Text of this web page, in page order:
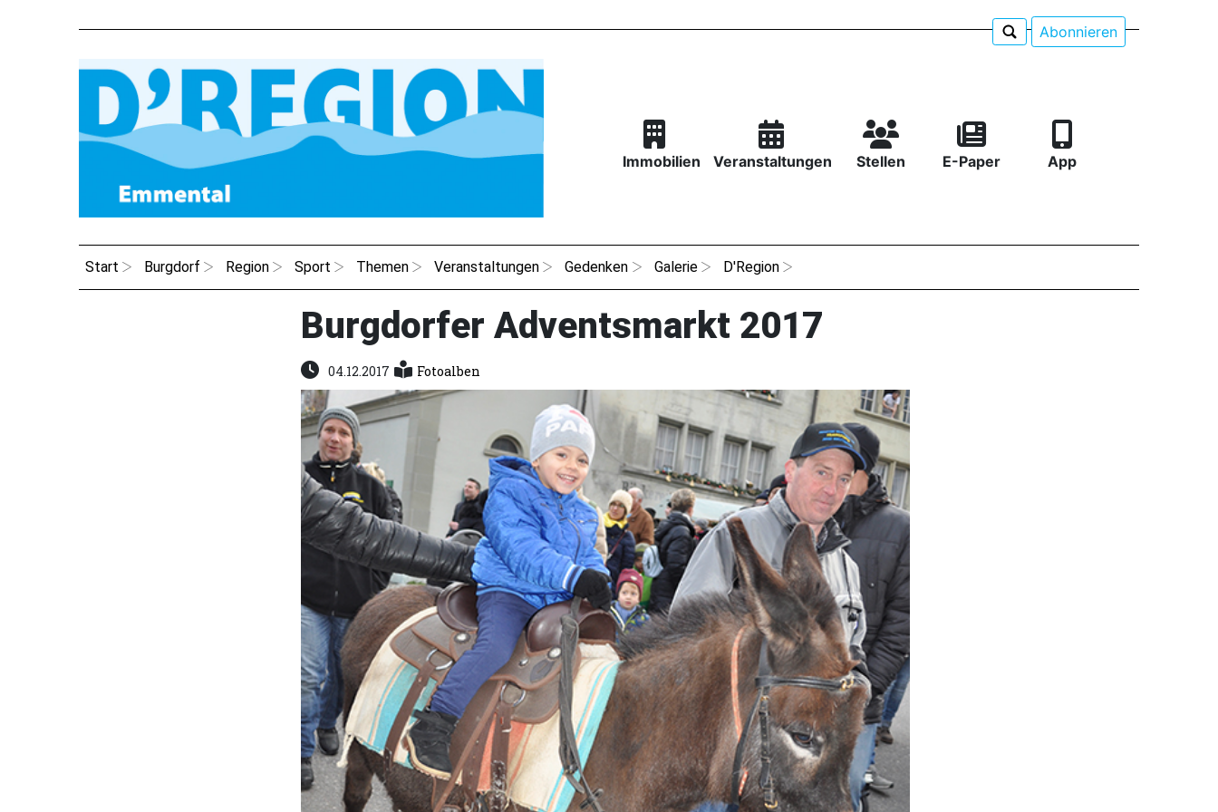
Abonnieren
Immobilien Veranstaltungen Stellen E-Paper App
Start Burgdorf Region Sport Themen Veranstaltungen Gedenken Galerie D'Region
Burgdorfer Adventsmarkt 2017
04.12.2017 Fotoalben